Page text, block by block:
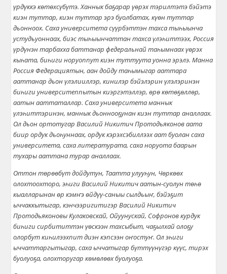
үрдүккэ көтөхсүбүтэ. Ханнык баҕарар үөрэх тэрилтэтэ бэйэтэ
киэн туттар, киэн туттар эрэ буолбатах, күөн туттар
дьонноох. Саха университета сүүрбэттэн тахса тыһыынча
устудьуоннаах, биэс тыһыынчаттан тахса үлэһиттээх, Россия
үрдүнэн тарбахха баттанар федеральнай таһымнаах үөрэх
кыһата, биһиги норуоппут киэн туттуута уонна эрэлэ. Манна
Россия Федерациятын, аан дойду таһымыгар ааттара
ааттанар дьон үлэлииллэр, кинилэр бэйэлэрин үлэлэринэн
биһиги университеппытын киэргэтэллэр, өрө көтөҕөллөр,
аатын ааттаталлар. Саха университета маннык
үлэһиттэринэн, маннык дьоннооҕунан киэн туттар аналлаах.
Ол дьон ортотугар Василий Никитич Протодьяконов аата
биир ордук дьоһуннаах, ордук кэрэхсэбиллээх аат буолан саха
университета, саха литературата, саха норуота баарын
тухары ааттана турар аналлаах.
Оттон төрөөбүт дойдутун, Таатта улууһун, Чөркөөх
олохтоохторо, эһиги Василий Никитич аатын-суолун төһө
кыалларынанөр кэмҥэөйдүү-саныы сылдьыҥ, бэйэҕит
ыччаккытыгар, кэнчээригитигэр Василий Никитич
Протодьяконовы Кулаковскай, Ойуунускай, Софронов курдук
биһиги сирбититтэнүөскээн тахсыбыт, чаҕылхай олоҕу
олорбут киһилээхпит диэн кэпсээн оҥостуҥ. Ол эһиги
ыччаттаргытыгар, саха ыччатыгар бүттүүнүгэр күүс, тирэх
буолуоҕа, олохторугар көмөлөөх буолуоҕа.